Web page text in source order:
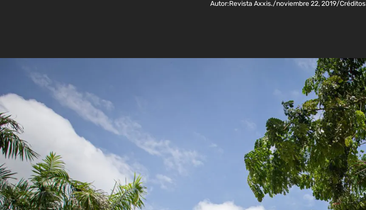
Autor:Revista Axxis./noviembre 22, 2019/